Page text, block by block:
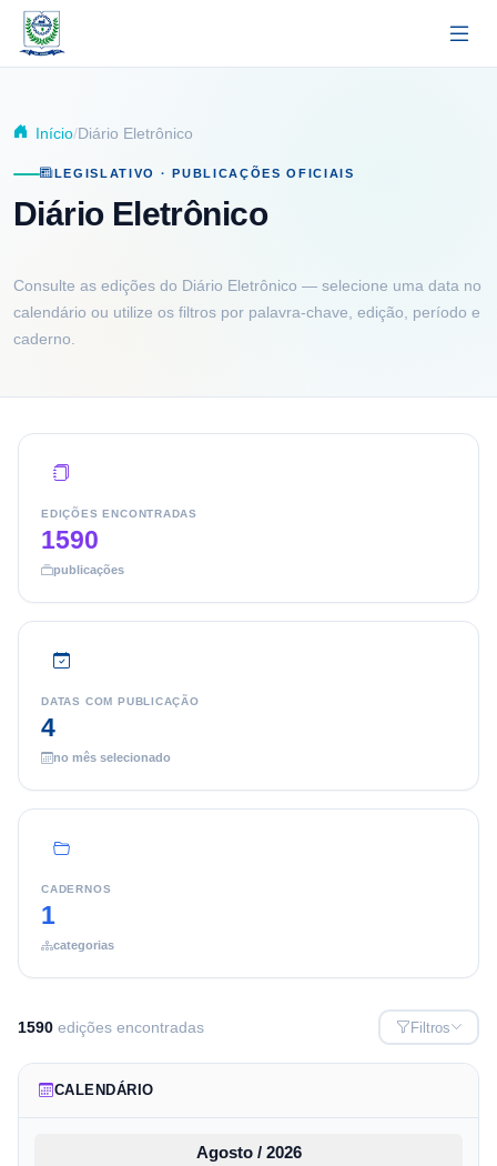
Pular para o conteúdo principal
Início Diário Eletrônico
LEGISLATIVO · PUBLICAÇÕES OFICIAIS
Diário Eletrônico
Consulte as edições do Diário Eletrônico — selecione uma data no
calendário ou utilize os filtros por palavra-chave, edição, período e
caderno.
EDIÇÕES ENCONTRADAS
1590
publicações
DATAS COM PUBLICAÇÃO
4
no mês selecionado
CADERNOS
1
categorias
1590 edições encontradas Filtros
CALENDÁRIO
Agosto / 2026